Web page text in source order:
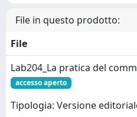
File in questo prodotto:
File
Lab204_La pratica del
accesso aperto
Tipologia: Versione